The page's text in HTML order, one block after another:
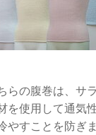
らの腹巻は、サ
を使用して通気
やすことを防ぎ